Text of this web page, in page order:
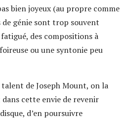
bien joyeux (au propre comme
de génie sont trop souvent
des compositions à
ou une syntonie peu
de Joseph Mount, on la
cette envie de revenir
d’en poursuivre